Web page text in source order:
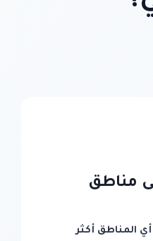
مناطق
المناطق أكثر